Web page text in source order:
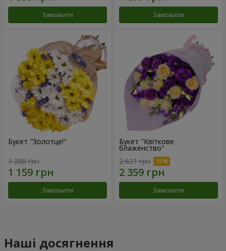
Замовити Замовити
Букет "Золотце!"
1 288 грн
Замовити
Букет "Квіткове
блаженство"
2 621 грн
Замовити
Наші досягнення